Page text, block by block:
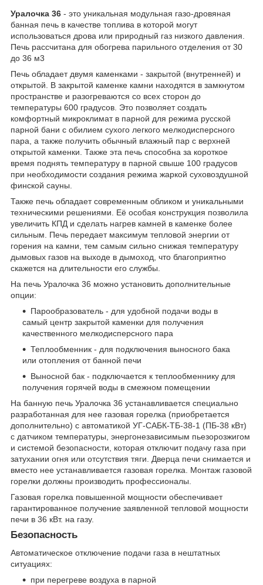
Уралочка 36 - это уникальная модульная газо-дровяная
банная печь в качестве топлива в которой могут
использоваться дрова или природный газ низкого давления.
Печь рассчитана для обогрева парильного отделения от 30
до 36 м3
Печь обладает двумя каменками - закрытой (внутренней) и
открытой. В закрытой каменке камни находятся в замкнутом
пространстве и разогреваются со всех сторон до
температуры 600 градусов. Это позволяет создать
комфортный микроклимат в парной для режима русской
парной бани с обилием сухого легкого мелкодисперсного
пара, а также получить обычный влажный пар с верхней
открытой каменки. Также эта печь способна за короткое
время поднять температуру в парной свыше 100 градусов
при необходимости создания режима жаркой суховоздушной
финской сауны.
Также печь обладает современным обликом и уникальными
техническими решениями. Её особая конструкция позволила
увеличить КПД и сделать нагрев камней в каменке более
сильным. Печь передает максимум тепловой энергии от
горения на камни, тем самым сильно снижая температуру
дымовых газов на выходе в дымоход, что благоприятно
скажется на длительности его службы.
На печь Уралочка 36 можно установить дополнительные
опции:
Парообразователь - для удобной подачи воды в
самый центр закрытой каменки для получения
качественного мелкодисперсного пара
Теплообменник - для подключения выносного бака
или отопления от банной печи
Выносной бак - подключается к теплообменнику для
получения горячей воды в смежном помещении
На банную печь Уралочка 36 устанавливается специально
разработанная для нее газовая горелка (приобретается
дополнительно) с автоматикой УГ-САБК-ТБ-38-1 (ПБ-38 кВт)
с датчиком температуры, энергонезависимым пьезорозжигом
и системой безопасности, которая отключит подачу газа при
затухании огня или отсутствия тяги. Дверца печи снимается и
вместо нее устанавливается газовая горелка. Монтаж газовой
горелки должны производить профессионалы.
Газовая горелка повышенной мощности обеспечивает
гарантированное получение заявленной тепловой мощности
печи в 36 кВт. на газу.
Безопасность
Автоматическое отключение подачи газа в нештатных
ситуациях:
при перегреве воздуха в парной